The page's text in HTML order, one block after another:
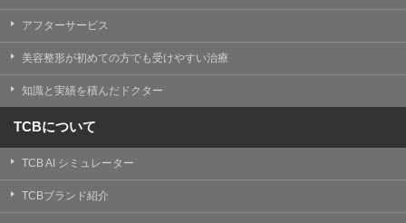
アフターサービス
美容整形が初めての方でも受けやすい治療
知識と実績を積んだドクター
TCBについて
TCB AI シミュレーター
TCBブランド紹介